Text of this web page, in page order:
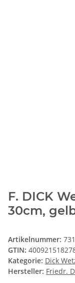
F. DICK
30cm,
Artikelnummer:
GTIN:
Kategorie: Dick
Hersteller: Friedr.